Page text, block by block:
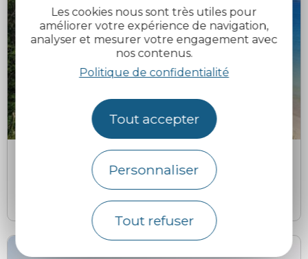
Les cookies nous sont très utiles pour
améliorer votre expérience de navigation,
analyser et mesurer votre engagement avec
nos contenus.
Politique de confidentialité
Tout accepter
Personnaliser
Tout refuser
Plage des Curés
Plestin-les-Grèves